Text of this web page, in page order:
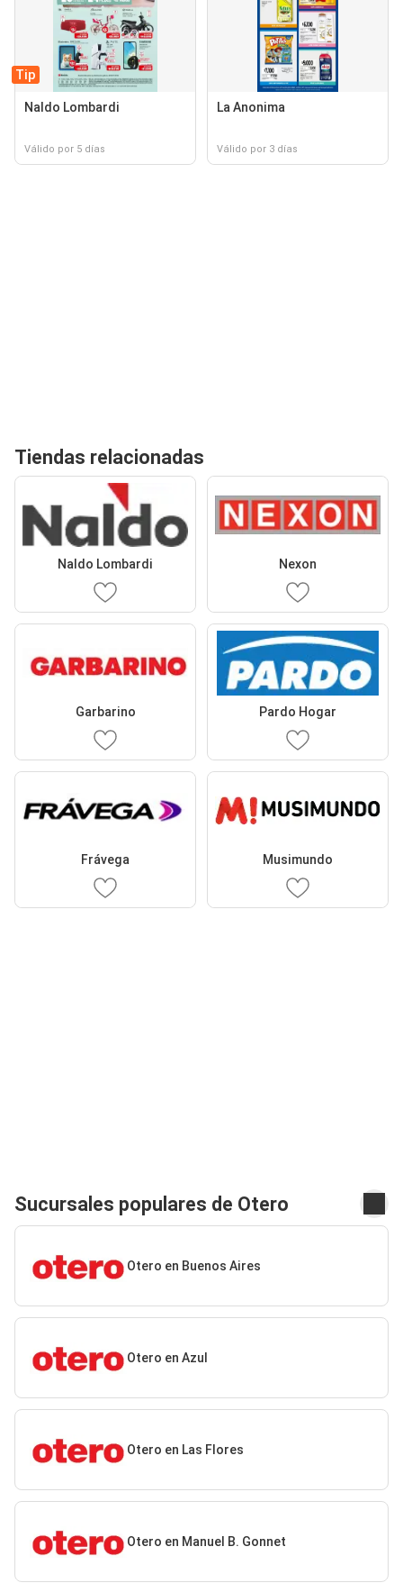
Tip
Naldo Lombardi
Válido por 5 días
La Anonima
Válido por 3 días
Tiendas relacionadas
Naldo Lombardi Nexon
Garbarino Pardo Hogar
Frávega Musimundo
Sucursales populares de Otero
Otero en Buenos Aires
Otero en Azul
Otero en Las Flores
Otero en Manuel B. Gonnet